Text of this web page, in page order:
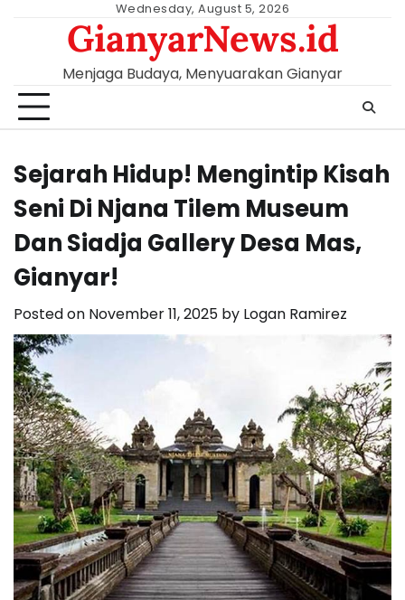
Wednesday, August 5, 2026
GianyarNews.id
Menjaga Budaya, Menyuarakan Gianyar
Sejarah Hidup! Mengintip Kisah
Seni Di Njana Tilem Museum
Dan Siadja Gallery Desa Mas,
Gianyar!
Posted on November 11, 2025 by Logan Ramirez